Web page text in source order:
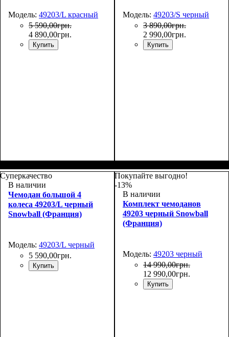
Модель: 49203/L красный
5 590,00грн.
4 890,00грн.
Купить
76х51х31+5
Модель: 49203/S черный
3 890,00грн.
2 990,00грн.
Купить
55х38х23+5
Суперкачество
В наличии
Чемодан большой 4
колеса 49203/L черный
Snowball (Франция)
Модель: 49203/L черный
5 590,00грн.
Купить
Покупайте выгодно!
-13%
В наличии
Комплект чемоданов
49203 черный Snowball
(Франция)
Модель: 49203 черный
14 990,00грн.
12 990,00грн.
Купить